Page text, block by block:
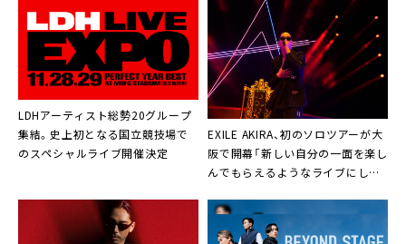
LDHアーティスト総勢20グループ
集結。史上初となる国立競技場で
のスペシャルライブ開催決定
EXILE AKIRA、初のソロツアーが大
阪で開幕「新しい自分の一面を楽し
んでもらえるようなライブにした